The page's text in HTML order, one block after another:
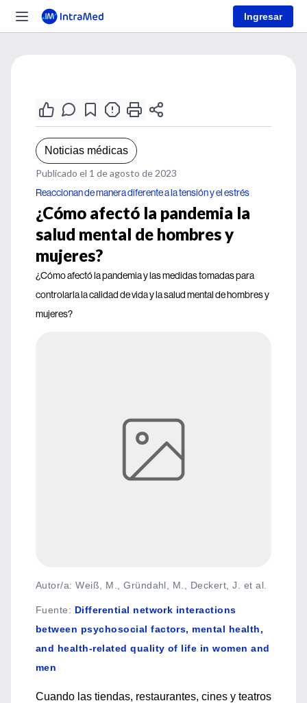
Ingresar
Noticias médicas
Publicado el 1 de agosto de 2023
Reaccionan de manera diferente a la tensión y el estrés
¿Cómo afectó la pandemia la
salud mental de hombres y
mujeres?
¿Cómo afectó la pandemia y las medidas tomadas para
controlarla la calidad de vida y la salud mental de hombres y
mujeres?
Autor/a: Weiß, M., Gründahl, M., Deckert, J. et al.
Fuente: Differential network interactions
between psychosocial factors, mental health,
and health-related quality of life in women and
men
Cuando las tiendas, restaurantes, cines y teatros